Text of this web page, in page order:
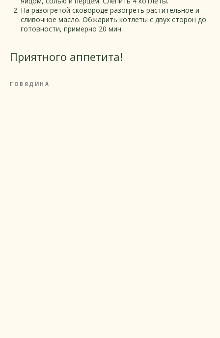
На разогретой сковороде разогреть растительное и
сливочное масло. Обжарить котлеты с двух сторон до
готовности, примерно 20 мин.
Приятного аппетита!
ГОВЯДИНА